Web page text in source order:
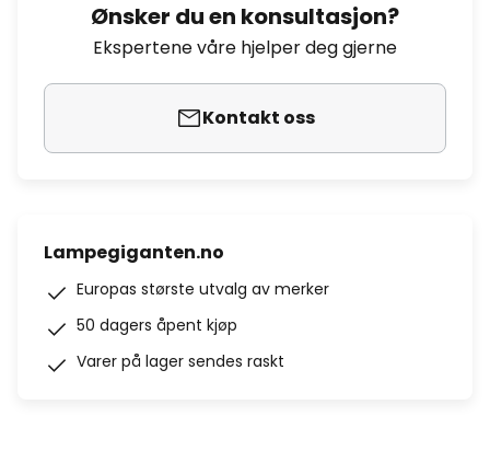
Ønsker du en konsultasjon?
Ekspertene våre hjelper deg gjerne
Kontakt oss
Lampegiganten.no
Europas største utvalg av merker
50 dagers åpent kjøp
Varer på lager sendes raskt